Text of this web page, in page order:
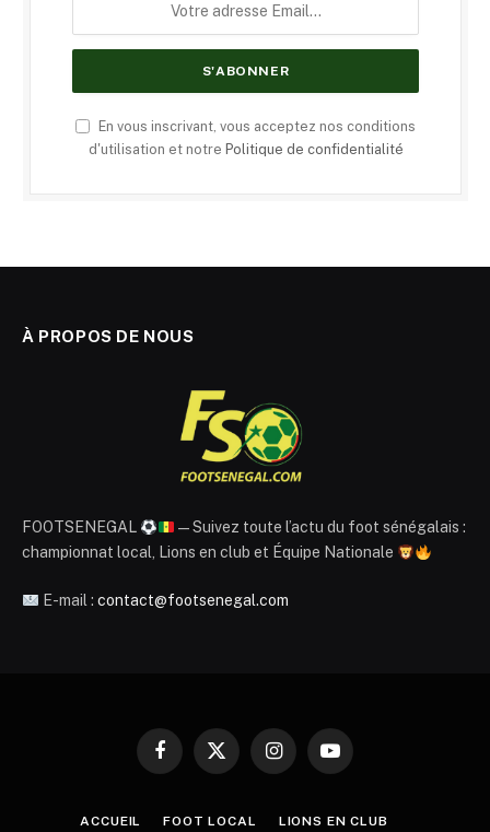
En vous inscrivant, vous acceptez nos conditions
d'utilisation et notre Politique de confidentialité
À PROPOS DE NOUS
FOOTSENEGAL
— Suivez toute l’actu du foot sénégalais :
championnat local, Lions en club et Équipe Nationale
E-mail : contact@footsenegal.com
Facebook
X
InstagramYouTube
ACCUEIL FOOT LOCAL LIONS EN CLUB